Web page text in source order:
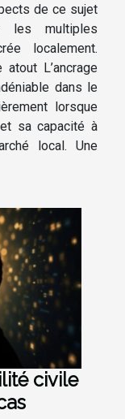
de ce sujet
les multiples
localement.
L’ancrage
dans le
lorsque
sa capacité à
local. Une
civile